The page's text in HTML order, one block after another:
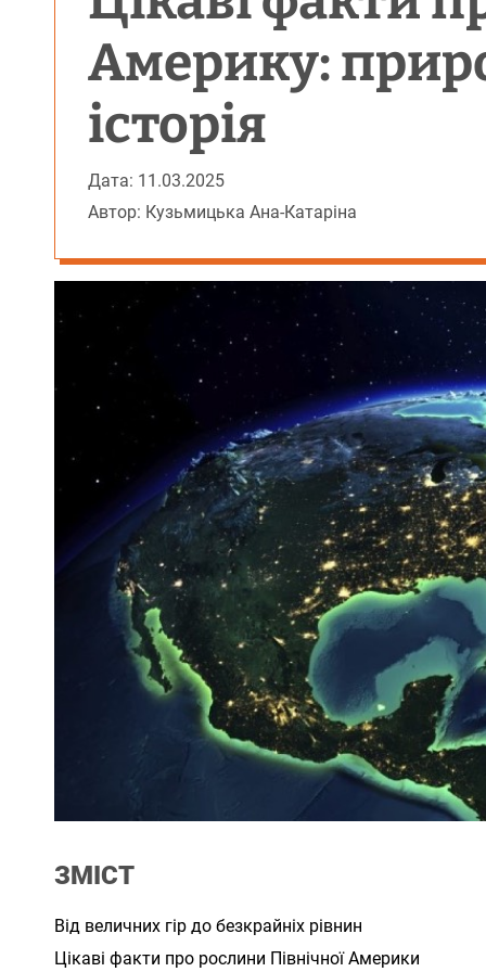
Америку:
історія
Дата: 11.03.2025
Автор: Кузьмицька Ана-Катаріна
ЗМІСТ
Від величних гір до безкрайніх рівнин
Цікаві факти про рослини Північної Америки